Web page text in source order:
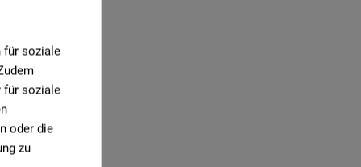
für soziale
für soziale
oder die
zu